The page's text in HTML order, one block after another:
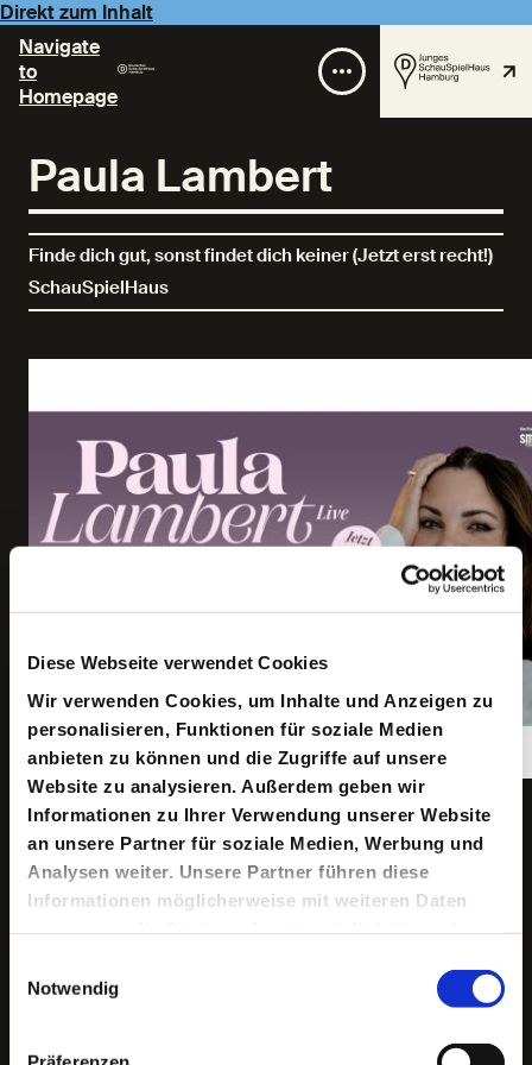
Diese Webseite verwendet Cookies
Wir verwenden Cookies, um Inhalte und Anzeigen zu
personalisieren, Funktionen für soziale Medien
anbieten zu können und die Zugriffe auf unsere
Website zu analysieren. Außerdem geben wir
Informationen zu Ihrer Verwendung unserer Website
an unsere Partner für soziale Medien, Werbung und
Analysen weiter. Unsere Partner führen diese
Informationen möglicherweise mit weiteren Daten
gesammelt haben.
Notwendig
Direkt zum Inhalt
Navigate
to
Homepage
Paula Lambert
Finde dich gut, sonst findet dich keiner (Jetzt erst recht!)
SchauSpielHaus
Copyright ©: Smile! Producing
Die nächsten Termine
Gastspiel/